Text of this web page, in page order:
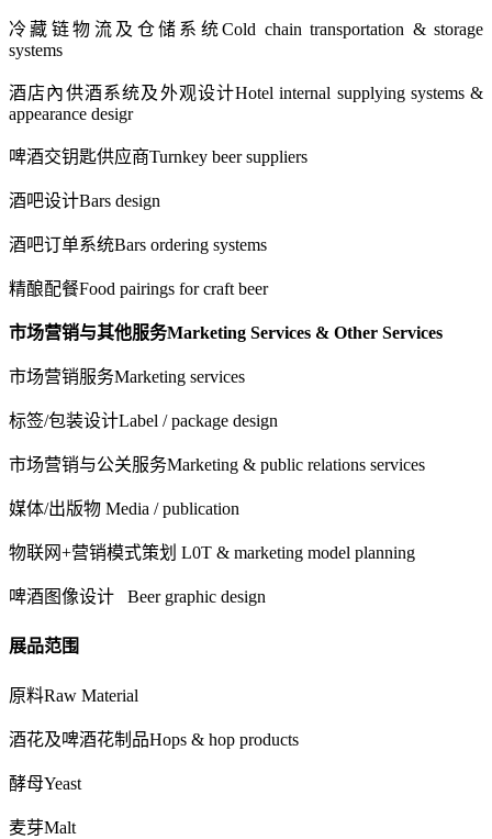
冷藏链物流及仓储系统Cold chain transportation & storage
systems
酒店內供酒系统及外观设计Hotel internal supplying systems &
appearance desigr
啤酒交钥匙供应商Turnkey beer suppliers
酒吧设计Bars design
酒吧订单系统Bars ordering systems
精酿配餐Food pairings for craft beer
市场营销与其他服务Marketing Services & Other Services
市场营销服务Marketing services
标签/包装设计Label / package design
市场营销与公关服务Marketing & public relations services
媒体/出版物 Media / publication
物联网+营销模式策划 L0T & marketing model planning
啤酒图像设计 Beer graphic design
展品范围
原料Raw Material
酒花及啤酒花制品Hops & hop products
酵母Yeast
麦芽Malt